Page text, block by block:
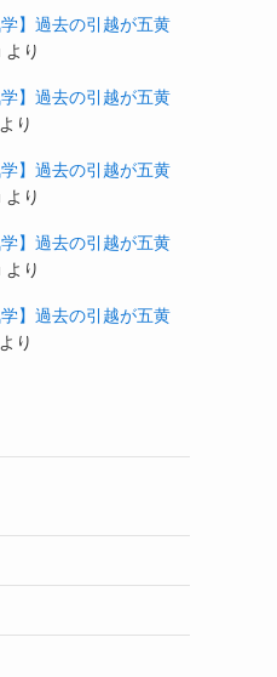
】過去の引越が五黄
より
】過去の引越が五黄
より
】過去の引越が五黄
より
】過去の引越が五黄
より
】過去の引越が五黄
より